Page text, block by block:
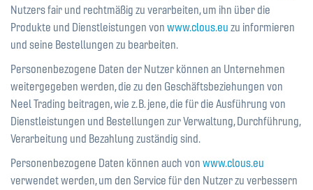
Nutzers fair und rechtmäßig zu verarbeiten, um ihn über die
Produkte und Dienstleistungen von www.clous.eu zu informieren
und seine Bestellungen zu bearbeiten.
Personenbezogene Daten der Nutzer können an Unternehmen
weitergegeben werden, die zu den Geschäftsbeziehungen von
Neel Trading beitragen, wie z. B. jene, die für die Ausführung von
Dienstleistungen und Bestellungen zur Verwaltung, Durchführung,
Verarbeitung und Bezahlung zuständig sind.
Personenbezogene Daten können auch von www.clous.eu
verwendet werden, um den Service für den Nutzer zu verbessern